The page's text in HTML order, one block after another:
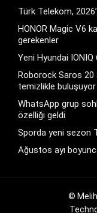
Türk Telekom,
HONOR Magic V6
gerekenler
Yeni Hyundai
Roborock Saros 20
temizlikle buluşuyor
WhatsApp grup
özelliği geldi
Sporda yeni sezon
Ağustos ayı
©